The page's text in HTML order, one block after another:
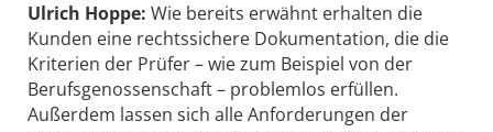
Ulrich Hoppe: Wie bereits erwähnt erhalten die
Kunden eine rechtssichere Dokumentation, die die
Kriterien der Prüfer – wie zum Beispiel von der
Berufsgenossenschaft – problemlos erfüllen.
Außerdem lassen sich alle Anforderungen der